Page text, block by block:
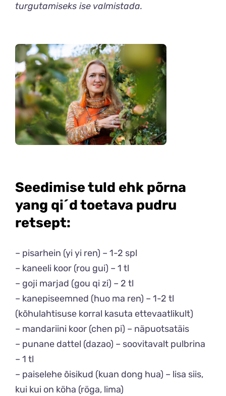
turgutamiseks ise valmistada.
Seedimise tuld ehk põrna
yang qi´d toetava pudru
retsept:
– pisarhein (yi yi ren) – 1-2 spl
– kaneeli koor (rou gui) – 1 tl
– goji marjad (gou qi zi) – 2 tl
– kanepiseemned (huo ma ren) – 1-2 tl
(kõhulahtisuse korral kasuta ettevaatlikult)
– mandariini koor (chen pi) – näpuotsatäis
– punane dattel (dazao) – soovitavalt pulbrina
– 1 tl
– paiselehe õisikud (kuan dong hua) – lisa siis,
kui kui on köha (röga, lima)